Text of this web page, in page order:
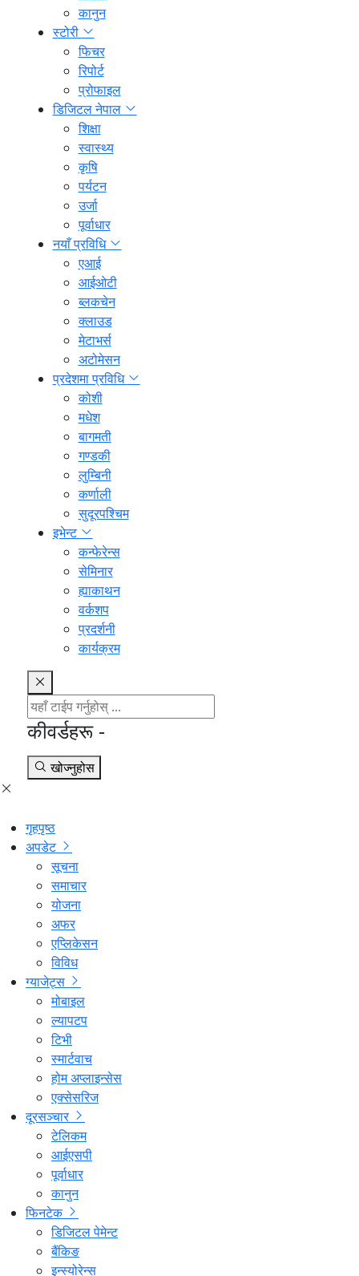
कानुन
स्टोरी
फिचर
रिपोर्ट
प्रोफाइल
डिजिटल नेपाल
शिक्षा
स्वास्थ्य
कृषि
पर्यटन
उर्जा
पूर्वाधार
नयाँ प्रविधि
एआई
आईओटी
ब्लकचेन
क्लाउड
मेटाभर्स
अटोमेसन
प्रदेशमा प्रविधि
कोशी
मधेश
बागमती
गण्डकी
लुम्बिनी
कर्णाली
सुदूरपश्चिम
इभेन्ट
कन्फेरेन्स
सेमिनार
ह्याकाथन
वर्कशप
प्रदर्शनी
कार्यक्रम
कीवर्डहरू -
खोज्नुहोस
गृहपृष्ठ
अपडेट
सूचना
समाचार
योजना
अफर
एप्लिकेसन
विविध
ग्याजेट्स
मोबाइल
ल्यापटप
टिभी
स्मार्टवाच
होम अप्लाइन्सेस
एक्सेसरिज
दूरसञ्चार
टेलिकम
आईएसपी
पूर्वाधार
कानुन
फिनटेक
डिजिटल पेमेन्ट
बैंकिङ
इन्स्योरेन्स